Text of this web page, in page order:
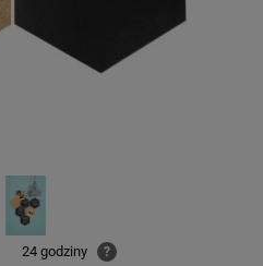
24 godziny ?